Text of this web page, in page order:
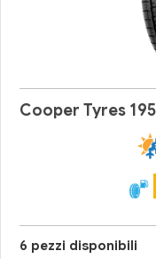
6 pezzi disponibili